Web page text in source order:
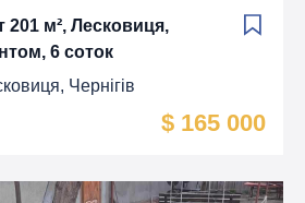
201 м², Лесковиця,
6 соток
Чернігів
$ 165 000